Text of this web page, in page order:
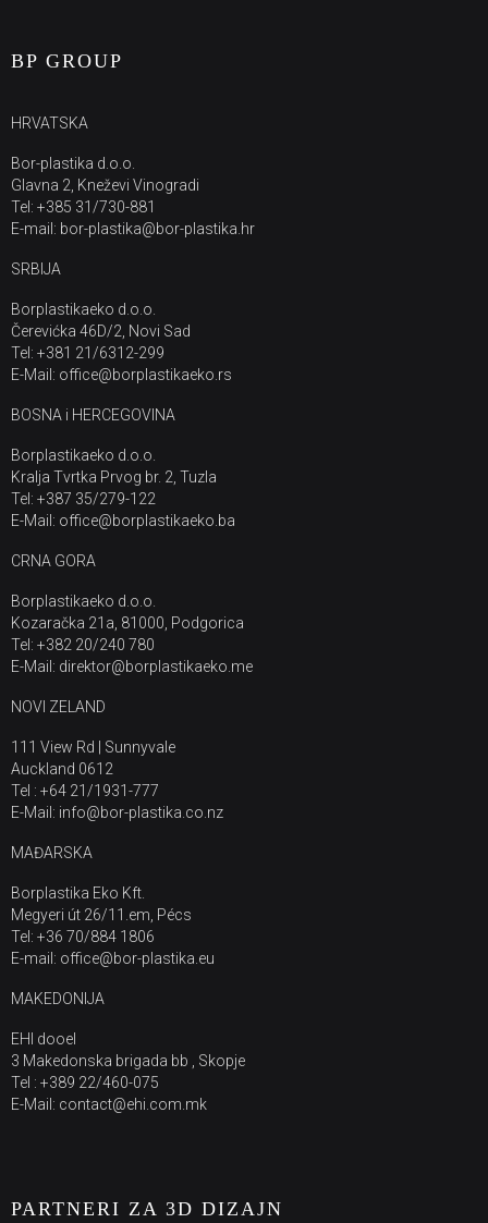
BP GROUP
HRVATSKA
Bor-plastika d.o.o.
Glavna 2, Kneževi Vinogradi
Tel: +385 31/730-881
E-mail: bor-plastika@bor-plastika.hr
SRBIJA
Borplastikaeko d.o.o.
Čerevićka 46D/2, Novi Sad
Tel: +381 21/6312-299
E-Mail: office@borplastikaeko.rs
BOSNA i HERCEGOVINA
Borplastikaeko d.o.o.
Kralja Tvrtka Prvog br. 2, Tuzla
Tel: +387 35/279-122
E-Mail: office@borplastikaeko.ba
CRNA GORA
Borplastikaeko d.o.o.
Kozaračka 21a, 81000, Podgorica
Tel: +382 20/240 780
E-Mail: direktor@borplastikaeko.me
NOVI ZELAND
111 View Rd | Sunnyvale
Auckland 0612
Tel : +64 21/1931-777
E-Mail: info@bor-plastika.co.nz
MAĐARSKA
Borplastika Eko Kft.
Megyeri út 26/11.em, Pécs
Tel: +36 70/884 1806
E-mail: office@bor-plastika.eu
MAKEDONIJA
EHI dooel
3 Makedonska brigada bb , Skopje
Tel : +389 22/460-075
E-Mail: contact@ehi.com.mk
PARTNERI ZA 3D DIZAJN